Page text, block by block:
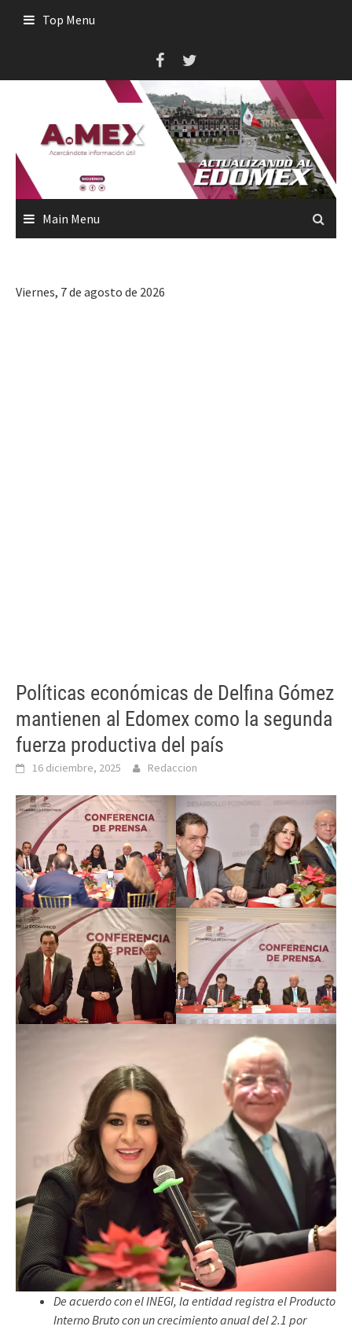
Top Menu
Main Menu
Viernes, 7 de agosto de 2026
Políticas económicas de Delfina Gómez
mantienen al Edomex como la segunda
fuerza productiva del país
16 diciembre, 2025 Redaccion
De acuerdo con el INEGI, la entidad registra el Producto
Interno Bruto con un crecimiento anual del 2.1 por